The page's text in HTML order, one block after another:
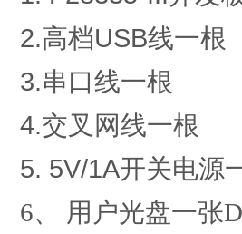
2.高档USB线一根
3.串口线一根
4.交叉网线一根
5. 5V/1A开关电源
6、 用户光盘一张